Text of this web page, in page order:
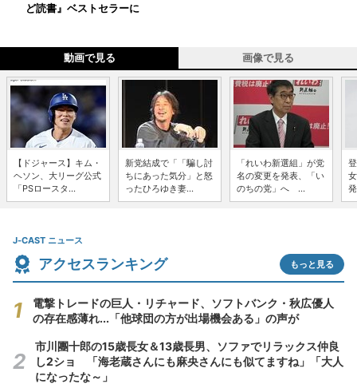
ど読書』ベストセラーに
動画で見る 画像で見る
【ドジャース】キム・
ヘソン、大リーグ公式
「PSロースタ...
新党結成で「「騙し討
ちにあった気分」と怒
ったひろゆき妻...
「れいわ新選組」が党
名の変更を発表、「い
のちの党」へ ...
J-CAST ニュース
アクセスランキング もっと見る
電撃トレードの巨人・リチャード、ソフトバンク・秋広優人
の存在感薄れ...「他球団の方が出場機会ある」の声が
市川團十郎の15歳長女＆13歳長男、ソファでリラックス仲良
し2ショ 「海老蔵さんにも麻央さんにも似てますね」「大人
になったな～」